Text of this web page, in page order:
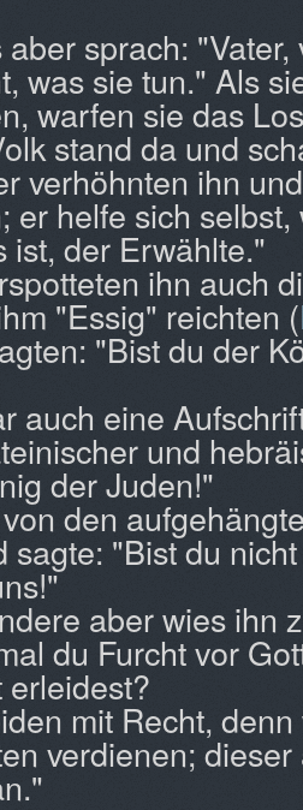
sprach:
was sie tun." Als
warfen sie das
stand da und
verhöhnten ihn
er helfe sich
ist, der Erwählte."
ihn auch
"Essig" reichten (
"Bist du der
auch eine
und
der Juden!"
den
sagte: "Bist du
aber wies ihn
du Furcht vor
mit Recht,
verdienen;